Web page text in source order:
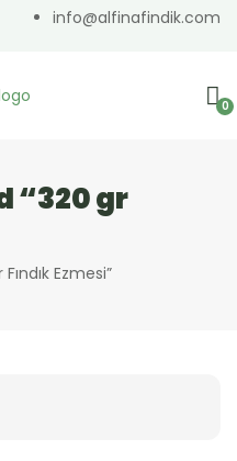
info@alfinafindik.com
0
“320 gr
Ezmesi”